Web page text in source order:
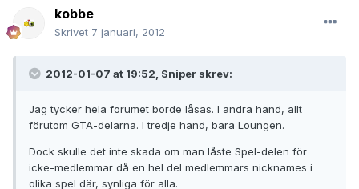
kobbe
Skrivet 7 januari, 2012
2012-01-07 at 19:52, Sniper skrev:
Jag tycker hela forumet borde låsas. I andra hand, allt
förutom GTA-delarna. I tredje hand, bara Loungen.
Dock skulle det inte skada om man låste Spel-delen för
icke-medlemmar då en hel del medlemmars nicknames i
olika spel där, synliga för alla.